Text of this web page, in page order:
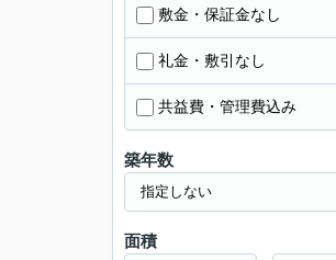
敷金・保証金なし
礼金・敷引なし
共益費・管理費込み
築年数
面積